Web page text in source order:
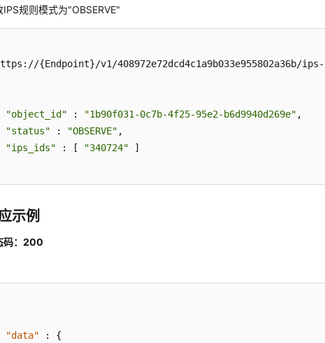
IPS规则模式为"OBSERVE"
{Endpoint}/v1/408972e72dcd4c1a9b033e955802a36b/
"object_id" : "1b90f031-0c7b-4f25-95e2-b6d9940d269e" ,
"status" : "OBSERVE" ,
"ips_ids" : [ "340724" ]
示例
码：200
"data"
: {